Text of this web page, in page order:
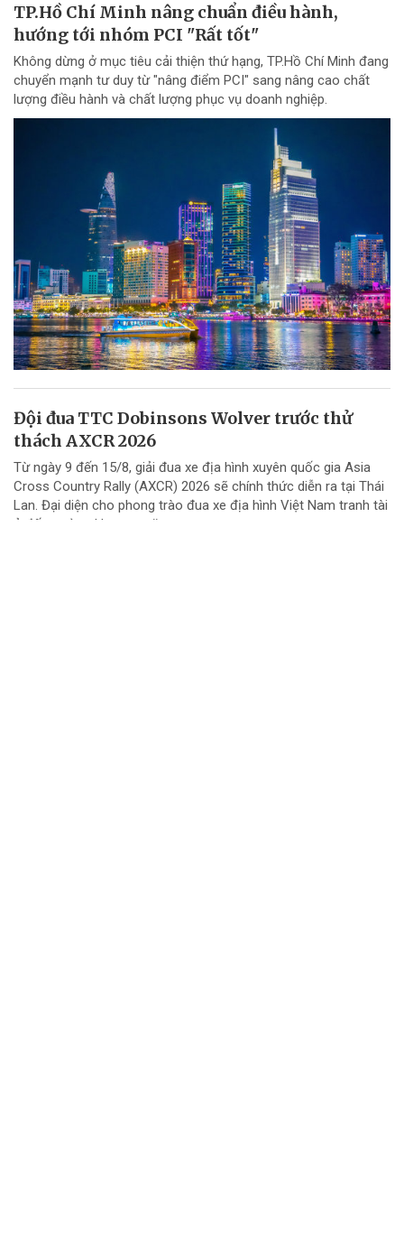
TP.Hồ Chí Minh nâng chuẩn điều hành,
hướng tới nhóm PCI "Rất tốt"
Không dừng ở mục tiêu cải thiện thứ hạng, TP.Hồ Chí Minh đang
chuyển mạnh tư duy từ "nâng điểm PCI" sang nâng cao chất
lượng điều hành và chất lượng phục vụ doanh nghiệp.
Đội đua TTC Dobinsons Wolver trước thử
thách AXCR 2026
Từ ngày 9 đến 15/8, giải đua xe địa hình xuyên quốc gia Asia
Cross Country Rally (AXCR) 2026 sẽ chính thức diễn ra tại Thái
Lan. Đại diện cho phong trào đua xe địa hình Việt Nam tranh tài
ở đấu trường khu vực năm...